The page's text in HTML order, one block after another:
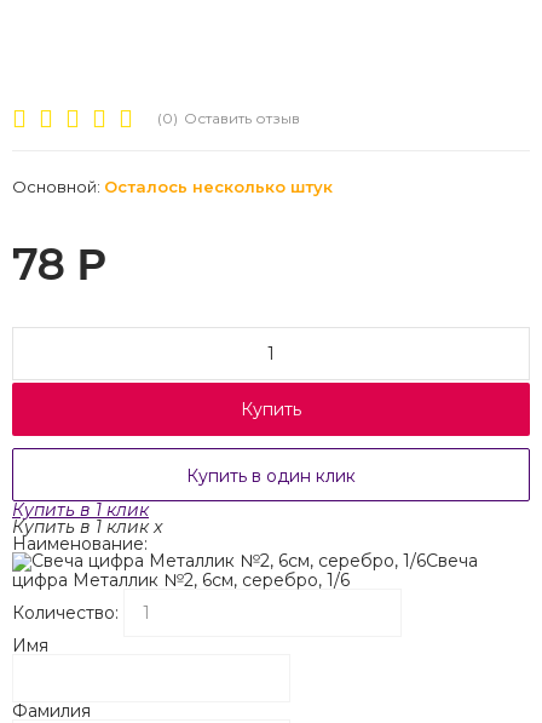
(0) Оставить отзыв
Основной: Осталось несколько штук
78 Р
Купить
Купить в один клик
Купить в 1 клик
Купить в 1 клик x
Наименование:
Свеча
цифра Металлик №2, 6см, серебро, 1/6
Количество:
Имя
Фамилия